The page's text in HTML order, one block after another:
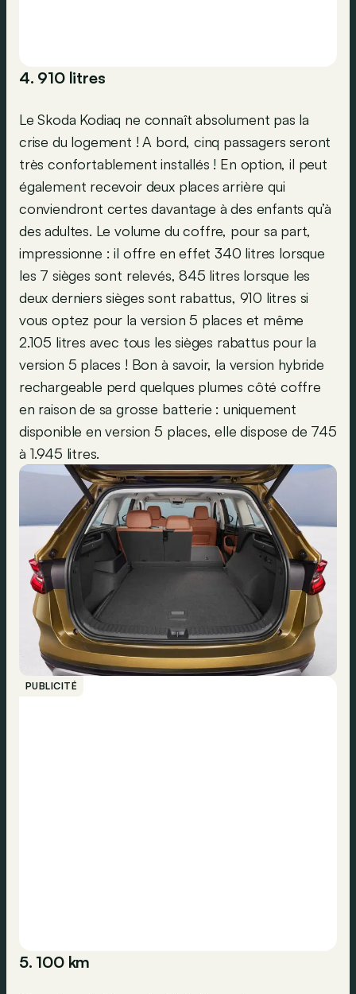
4. 910 litres
Le Skoda Kodiaq ne connaît absolument pas la
crise du logement ! A bord, cinq passagers seront
très confortablement installés ! En option, il peut
également recevoir deux places arrière qui
conviendront certes davantage à des enfants qu’à
des adultes. Le volume du coffre, pour sa part,
impressionne : il offre en effet 340 litres lorsque
les 7 sièges sont relevés, 845 litres lorsque les
deux derniers sièges sont rabattus, 910 litres si
vous optez pour la version 5 places et même
2.105 litres avec tous les sièges rabattus pour la
version 5 places ! Bon à savoir, la version hybride
rechargeable perd quelques plumes côté coffre
en raison de sa grosse batterie : uniquement
disponible en version 5 places, elle dispose de 745
à 1.945 litres.
PUBLICITÉ
5. 100 km